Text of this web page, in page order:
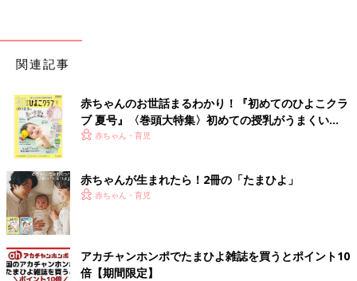
関連記事
赤ちゃんのお世話まるわかり！『初めてのひよこクラ
ブ 夏号』〈巻頭大特集〉初めての授乳がうまくい
く！ おっぱい・ミルクの基本と夏のトラブル 解決テ
赤ちゃん・育児
赤ちゃんが生まれたら！2冊の「たまひよ」
赤ちゃん・育児
アカチャンホンポでたまひよ雑誌を買うとポイント10
倍【期間限定】